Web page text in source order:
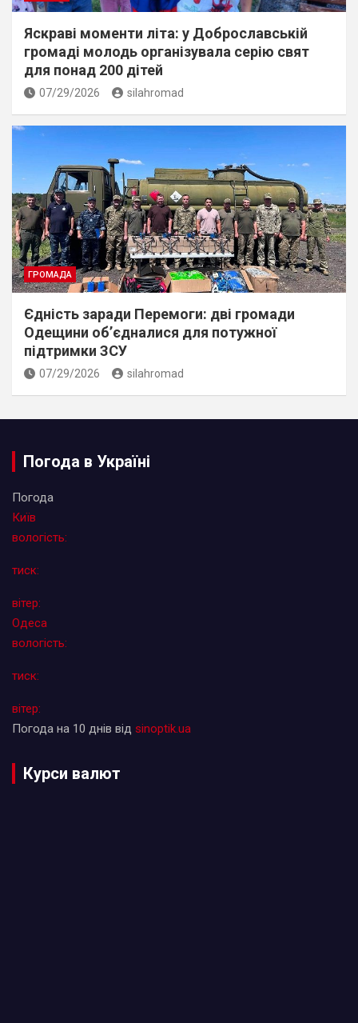
Яскраві моменти літа: у Доброславській
громаді молодь організувала серію свят
для понад 200 дітей
07/29/2026 silahromad
ГРОМАДА
Єдність заради Перемоги: дві громади
Одещини об’єдналися для потужної
підтримки ЗСУ
07/29/2026 silahromad
Погода в Україні
Погода
Київ
вологість:
тиск:
вітер:
Одеса
вологість:
тиск:
вітер:
Погода на 10 днів від sinoptik.ua
Курси валют